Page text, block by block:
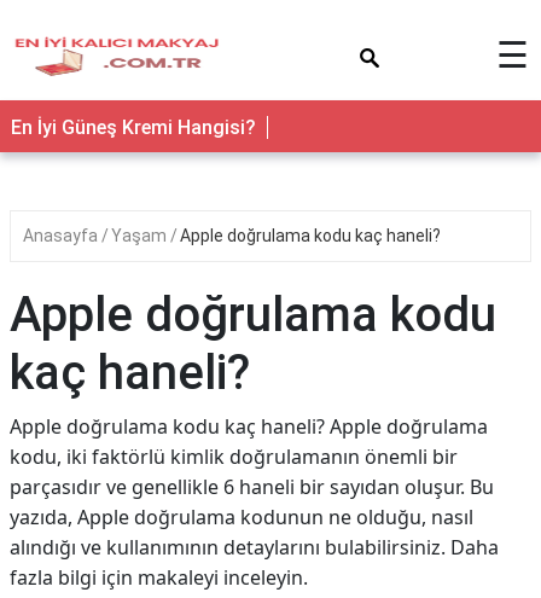
☰
En İyi Güneş Kremi Hangisi?
Anasayfa Yaşam Apple doğrulama kodu kaç haneli?
Apple doğrulama kodu
kaç haneli?
Apple doğrulama kodu kaç haneli? Apple doğrulama
kodu, iki faktörlü kimlik doğrulamanın önemli bir
parçasıdır ve genellikle 6 haneli bir sayıdan oluşur. Bu
yazıda, Apple doğrulama kodunun ne olduğu, nasıl
alındığı ve kullanımının detaylarını bulabilirsiniz. Daha
fazla bilgi için makaleyi inceleyin.